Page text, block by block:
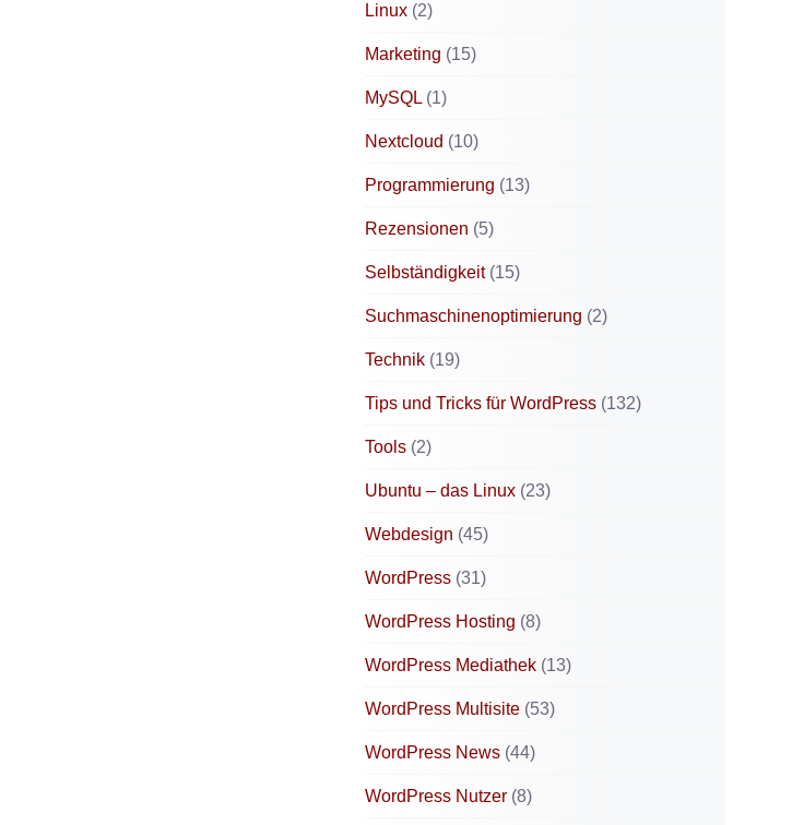
Linux (2)
Marketing (15)
MySQL (1)
Nextcloud (10)
Programmierung (13)
Rezensionen (5)
Selbständigkeit(15)
Suchmaschinenoptimierung (2)
Technik (19)
Tips und Tricks für WordPress (132)
Tools (2)
Ubuntu – das Linux (23)
Webdesign (45)
WordPress (31)
WordPress Hosting (8)
WordPress Mediathek (13)
WordPress Multisite (53)
WordPress News (44)
WordPress Nutzer (8)